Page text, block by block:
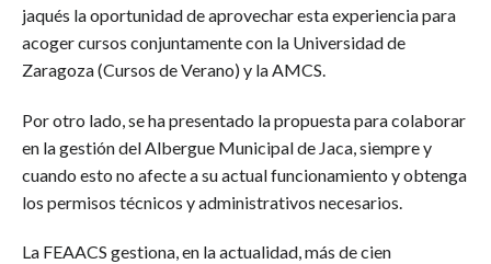
jaqués la oportunidad de aprovechar esta experiencia para
acoger cursos conjuntamente con la Universidad de
Zaragoza (Cursos de Verano) y la AMCS.
Por otro lado, se ha presentado la propuesta para colaborar
en la gestión del Albergue Municipal de Jaca, siempre y
cuando esto no afecte a su actual funcionamiento y obtenga
los permisos técnicos y administrativos necesarios.
La FEAACS gestiona, en la actualidad, más de cien